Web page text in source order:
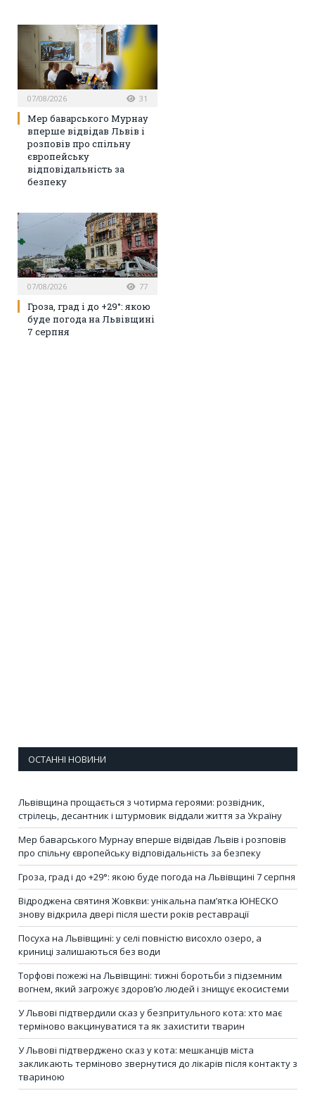
07/08/2026 31
Мер баварського Мурнау
вперше відвідав Львів і
розповів про спільну
європейську
відповідальність за
безпеку
07/08/2026 77
Гроза, град і до +29°: якою
буде погода на Львівщині
7 серпня
ОСТАННІ НОВИНИ
Львівщина прощається з чотирма героями: розвідник,
стрілець, десантник і штурмовик віддали життя за Україну
Мер баварського Мурнау вперше відвідав Львів і розповів
про спільну європейську відповідальність за безпеку
Гроза, град і до +29°: якою буде погода на Львівщині 7 серпня
Відроджена святиня Жовкви: унікальна пам’ятка ЮНЕСКО
знову відкрила двері після шести років реставрації
Посуха на Львівщині: у селі повністю висохло озеро, а
криниці залишаються без води
Торфові пожежі на Львівщині: тижні боротьби з підземним
вогнем, який загрожує здоров’ю людей і знищує екосистеми
У Львові підтвердили сказ у безпритульного кота: хто має
терміново вакцинуватися та як захистити тварин
У Львові підтверджено сказ у кота: мешканців міста
закликають терміново звернутися до лікарів після контакту з
твариною